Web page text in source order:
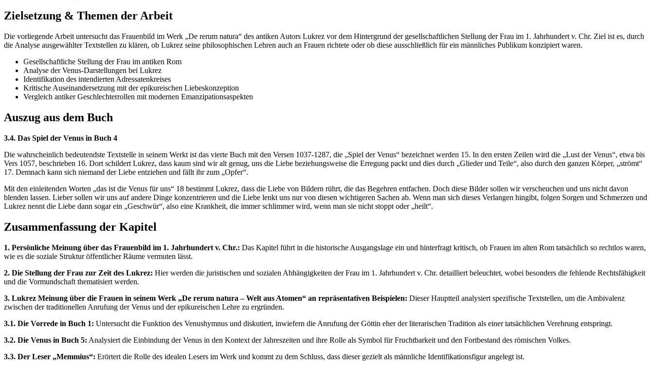
Zielsetzung & Themen der Arbeit
Die vorliegende Arbeit untersucht das Frauenbild im Werk „De rerum natura“ des antiken Autors Lukrez vor dem Hintergrund der gesellschaftlichen Stellung der Frau im 1. Jahrhundert v. Chr. Ziel ist es, durch
die Analyse ausgewählter Textstellen zu klären, ob Lukrez seine philosophischen Lehren auch an Frauen richtete oder ob diese ausschließlich für ein männliches Publikum konzipiert waren.
Gesellschaftliche Stellung der Frau im antiken Rom
Analyse der Venus-Darstellungen bei Lukrez
Identifikation des intendierten Adressatenkreises
Kritische Auseinandersetzung mit der epikureischen Liebeskonzeption
Vergleich antiker Geschlechterrollen mit modernen Emanzipationsaspekten
Auszug aus dem Buch
3.4. Das Spiel der Venus in Buch 4
Die wahrscheinlich bedeutendste Textstelle in seinem Werkt ist das vierte Buch mit den Versen 1037-1287, die „Spiel der Venus“ bezeichnet werden 15. In den ersten Zeilen wird die „Lust der Venus“, etwa bis
Vers 1057, beschrieben 16. Dort schildert Lukrez, dass kaum sind wir alt genug, uns die Liebe beziehungsweise die Erregung packt und dies durch „Glieder und Teile“, also durch den ganzen Körper, „strömt“
17. Demnach kann sich niemand der Liebe entziehen und fällt ihr zum „Opfer“.
Mit den einleitenden Worten „das ist die Venus für uns“ 18 bestimmt Lukrez, dass die Liebe von Bildern rührt, die das Begehren entfachen. Doch diese Bilder sollen wir verscheuchen und uns nicht davon
blenden lassen. Lieber sollen wir uns auf andere Dinge konzentrieren und die Liebe lenkt uns nur von diesen wichtigeren Sachen ab. Wenn man sich dieses Verlangen hingibt, folgen Sorgen und Schmerzen und
Lukrez nennt die Liebe dann sogar ein „Geschwür“, also eine Krankheit, die immer schlimmer wird, wenn man sie nicht stoppt oder „heilt“.
Zusammenfassung der Kapitel
1. Persönliche Meinung über das Frauenbild im 1. Jahrhundert v. Chr.: Das Kapitel führt in die historische Ausgangslage ein und hinterfragt kritisch, ob Frauen im alten Rom tatsächlich so rechtlos waren,
wie es die soziale Struktur öffentlicher Räume vermuten lässt.
2. Die Stellung der Frau zur Zeit des Lukrez: Hier werden die juristischen und sozialen Abhängigkeiten der Frau im 1. Jahrhundert v. Chr. detailliert beleuchtet, wobei besonders die fehlende Rechtsfähigkeit
und die Vormundschaft thematisiert werden.
3. Lukrez Meinung über die Frauen in seinem Werk „De rerum natura – Welt aus Atomen“ an repräsentativen Beispielen: Dieser Hauptteil analysiert spezifische Textstellen, um die Ambivalenz
zwischen der traditionellen Anrufung der Venus und der epikureischen Lehre zu ergründen.
3.1. Die Vorrede in Buch 1: Untersucht die Funktion des Venushymnus und diskutiert, inwiefern die Anrufung der Göttin eher der literarischen Tradition als einer tatsächlichen Verehrung entspringt.
3.2. Die Venus in Buch 5: Analysiert die Einbindung der Venus in den Kontext der Jahreszeiten und ihre Rolle als Symbol für Fruchtbarkeit und den Fortbestand des römischen Volkes.
3.3. Der Leser „Memmius“: Erörtert die Rolle des idealen Lesers im Werk und kommt zu dem Schluss, dass dieser gezielt als männliche Identifikationsfigur angelegt ist.